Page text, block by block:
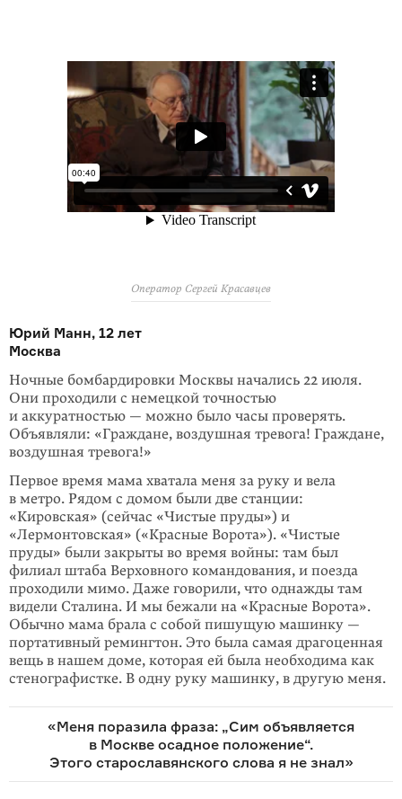
Оператор Сергей Красавцев
Юрий Манн, 12 лет
Москва
Ночные бомбардировки Москвы начались 22 июля.
Они проходили с немец­кой точностью
и аккуратностью — можно было часы проверять.
Объявляли: «Граждане, воздушная тревога! Граждане,
воздушная тревога!»
Первое время мама хватала меня за руку и вела
в метро. Рядом с домом были две станции:
«Кировская» (сейчас «Чистые пруды») и
«Лермонтовская» («Крас­ные Ворота»). «Чистые
пруды» были закрыты во время войны: там был
филиал штаба Верховного командования, и поезда
проходили мимо. Даже говорили, что однажды там
видели Сталина. И мы бежали на «Красные Ворота».
Обычно мама брала с собой пишущую машинку —
портативный ремингтон. Это была самая драгоценная
вещь в нашем доме, которая ей была необходима как
стено­графистке. В одну руку машинку, в другую меня.
«Меня поразила фраза: „Сим объявляется
в Москве осадное положение“.
Этого старославянского слова я не знал»